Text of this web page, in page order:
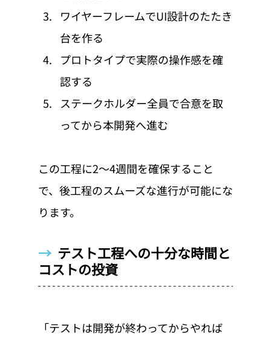
ワイヤーフレームでUI設計のたたき
台を作る
プロトタイプで実際の操作感を確
認する
ステークホルダー全員で合意を取
ってから本開発へ進む
この工程に2〜4週間を確保すること
で、後工程のスムーズな進行が可能にな
ります。
→ テスト工程への十分な時間と
コストの投資
「テストは開発が終わってからやれば